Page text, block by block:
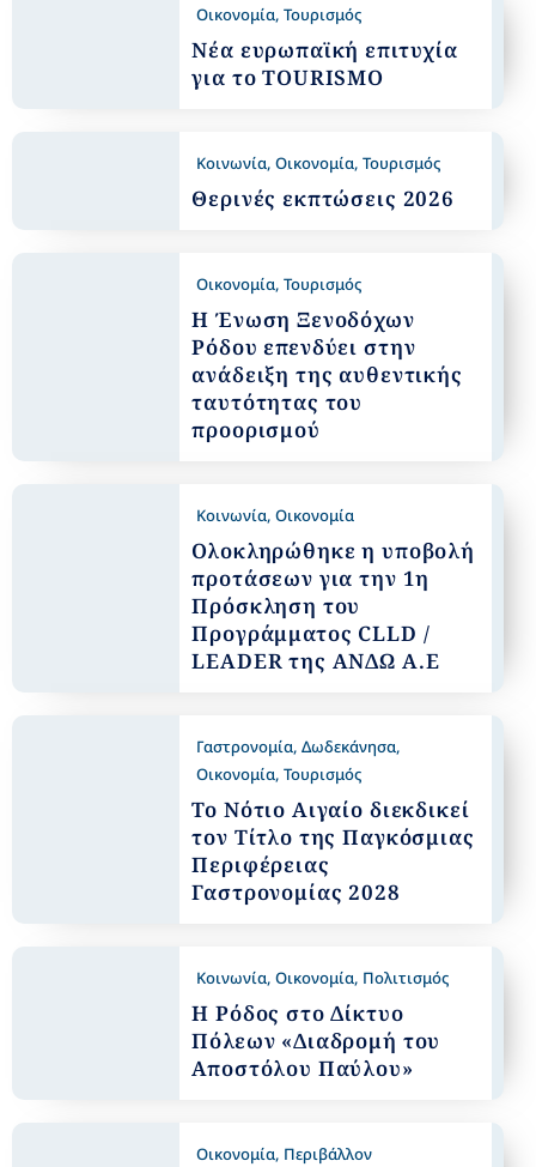
Οικονομία,Τουρισμός
Νέα ευρωπαϊκή επιτυχία
για το TOURISMO
Κοινωνία,Οικονομία,Τουρισμός
Θερινές εκπτώσεις 2026
Οικονομία,Τουρισμός
Η Ένωση Ξενοδόχων
Ρόδου επενδύει στην
ανάδειξη της αυθεντικής
ταυτότητας του
προορισμού
Κοινωνία,Οικονομία
Ολοκληρώθηκε η υποβολή
προτάσεων για την 1η
Πρόσκληση του
Προγράμματος CLLD /
LEADER της ΑΝΔΩ Α.Ε
Γαστρονομία,Δωδεκάνησα,
Οικονομία,Τουρισμός
Το Νότιο Αιγαίο διεκδικεί
τον Τίτλο της Παγκόσμιας
Περιφέρειας
Γαστρονομίας 2028
Κοινωνία,Οικονομία, Πολιτισμός
Η Ρόδος στο Δίκτυο
Πόλεων «Διαδρομή του
Αποστόλου Παύλου»
Οικονομία, Περιβάλλον